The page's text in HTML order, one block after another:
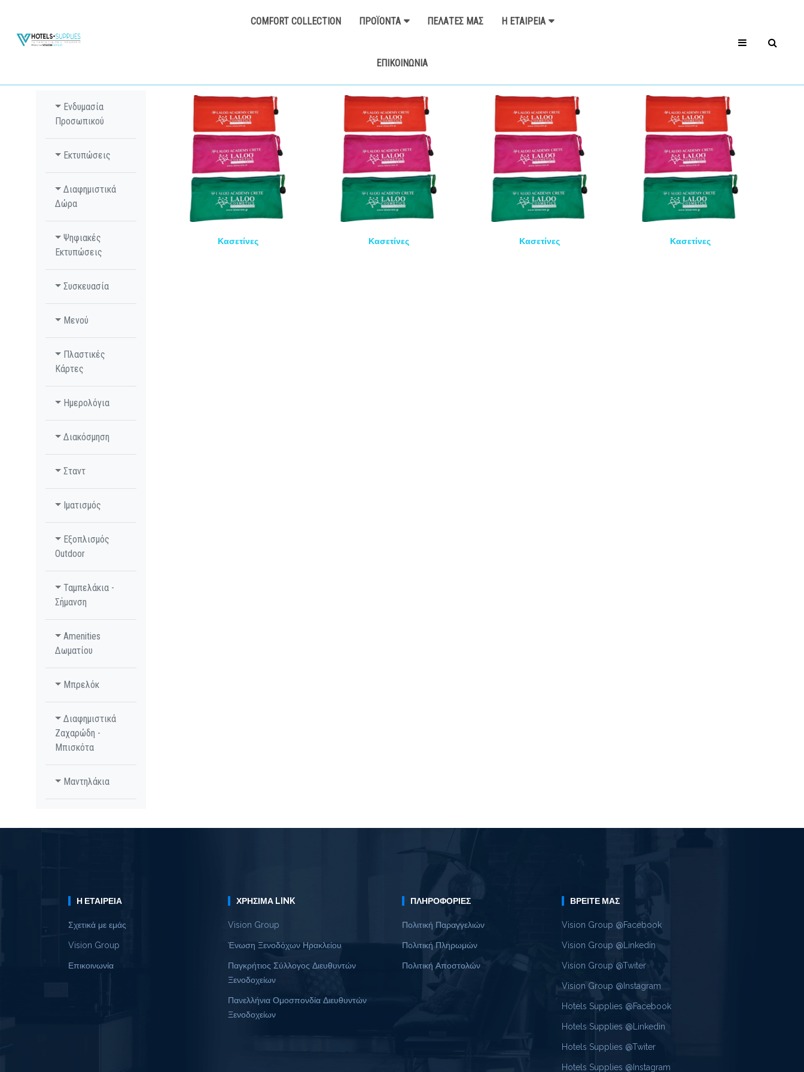
COMFORT COLLECTION ΠΡΟΪΌΝΤΑ ΠΕΛΆΤΕΣ ΜΑΣ Η ΕΤΑΙΡΕΊΑ
ΕΠΙΚΟΙΝΩΝΊΑ
Ενδυμασία
Προσωπικού
Εκτυπώσεις
Διαφημιστικά
Δώρα
Ψηφιακές
Εκτυπώσεις
Συσκευασία
Μενού
Πλαστικές
Κάρτες
Ημερολόγια
Διακόσμηση
Σταντ
Ιματισμός
Εξοπλισμός
Outdoor
Ταμπελάκια -
Σήμανση
Amenities
Δωματίου
Μπρελόκ
Διαφημιστικά
Ζαχαρώδη -
Μπισκότα
Μαντηλάκια
Κασετίνες Κασετίνες Κασετίνες Κασετίνες
Η ΕΤΑΙΡΕΊΑ
Σχετικά με εμάς
Vision Group
Επικοινωνία
ΧΡΉΣΙΜΑ LINK
Vision Group
Ένωση Ξενοδόχων Ηρακλείου
Παγκρήτιος Σύλλογος Διευθυντών
Ξενοδοχείων
Πανελλήνια Ομοσπονδία Διευθυντών
Ξενοδοχείων
ΠΛΗΡΟΦΟΡΊΕΣ
Πολιτική Παραγγελιών
Πολιτική Πληρωμών
Πολιτική Αποστολών
ΒΡΕΊΤΕ ΜΑΣ
Vision Group @Facebook
Vision Group @Linkedin
Vision Group @Twiter
Vision Group @Instagram
Hotels Supplies @Facebook
Hotels Supplies @Linkedin
Hotels Supplies @Twiter
Hotels Supplies @Instagram